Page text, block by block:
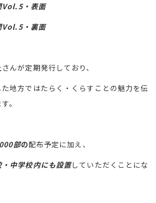
Vol.5・表面
Vol.5・裏面
んが定期発行しており、
地方ではたらく・くらすことの魅力を伝
。
部の配布予定に加え、
中学校内にも設置していただくことにな